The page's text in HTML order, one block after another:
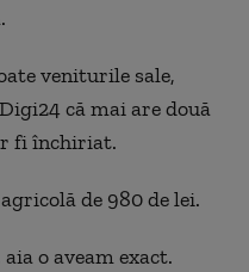
veniturile sale,
că mai are două
fi închiriat.
de 980 de lei.
o aveam exact.